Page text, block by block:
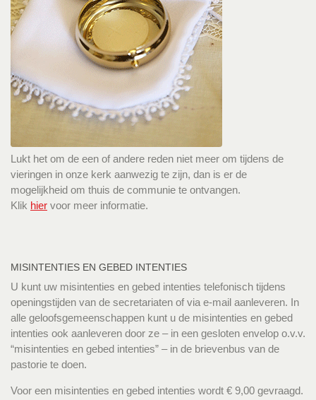
Lukt het om de een of andere reden niet meer om tijdens de
vieringen in onze kerk aanwezig te zijn, dan is er de
mogelijkheid om thuis de communie te ontvangen.
Klik hier voor meer informatie.
MISINTENTIES EN GEBED INTENTIES
U kunt uw misintenties en gebed intenties telefonisch tijdens
openingstijden van de secretariaten of via e-mail aanleveren. In
alle geloofsgemeenschappen kunt u de misintenties en gebed
intenties ook aanleveren door ze – in een gesloten envelop o.v.v.
“misintenties en gebed intenties” – in de brievenbus van de
pastorie te doen.
Voor een misintenties en gebed intenties wordt € 9,00 gevraagd.